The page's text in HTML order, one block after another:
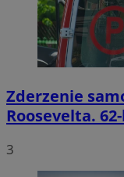
Zderzenie
Roosevelta.
3